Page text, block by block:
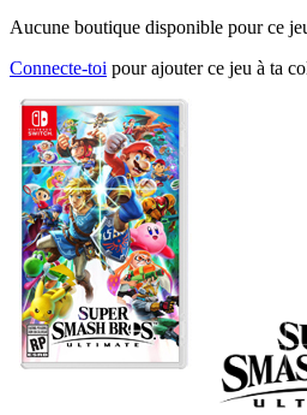
Aucune boutique disponible pour ce
Connecte-toi pour ajouter ce jeu à ta